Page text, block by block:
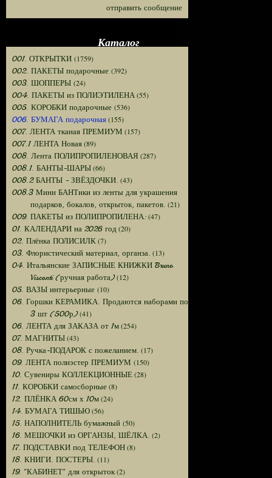
отправить сообщение
Каталог
001. ОТКРЫТКИ (1759)
002. ПАКЕТЫ подарочные (392)
003. ШОППЕРЫ (24)
004. ПАКЕТЫ из ПОЛИЭТИЛЕНА(55)
005. КОРОБКИ подарочные (536)
006. БУМАГА подарочная(155)
007. ЛЕНТА тканая ПРЕМИУМ (157)
007.1 ЛЕНТА Новая(89)
008. Лента ПОЛИПРОПИЛЕНОВАЯ (287)
008.1. БАНТЫ-ШАРЫ(66)
008.2 БАНТЫ - ЗВЁЗДОЧКИ. (43)
008.3 Мини БАНТики из ленты для украшения
подарков, бокалов, открыток, пакетов. (21)
009. ПАКЕТЫ из ПОЛИПРОПИЛЕНА:(47)
01. КАЛЕНДАРИ на 2026 год (20)
02. Плёнка ПОЛИСИЛК(7)
03. Флористический материал, органза. (13)
04. Итальянские ЗАПИСНЫЕ КНИЖКИ Bruno
Visconti (ручная работа)(12)
05. ВАЗЫ интерьерные (10)
06. Горшки КЕРАМИКА. Продаются наборами по
3 шт (500р)(41)
06. ЛЕНТА для ЗАКАЗА от 1м(254)
07. МАГНИТЫ(43)
08. Ручка-ПОДАРОК с пожеланием. (17)
09. ЛЕНТА полиэстер ПРЕМИУМ (150)
10. Сувениры КОЛЛЕКЦИОННЫЕ(28)
11. КОРОБКИ самосборные(8)
12. ПЛЁНКА 60см х 10м(24)
14. БУМАГА ТИШЬЮ(56)
15. НАПОЛНИТЕЛЬ бумажный (50)
16. МЕШОЧКИ из ОРГАНЗЫ, ШЁЛКА. (2)
17. ПОДСТАВКИ под ТЕЛЕФОН(8)
18. КНИГИ. ПОСТЕРЫ. (11)
19. "КАБИНЕТ" для открыток(2)